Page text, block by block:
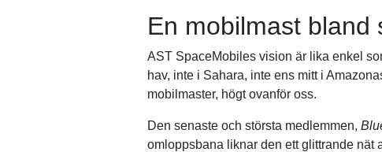
En mobilmast bland
AST SpaceMobiles vision är lika enkel
hav, inte i Sahara, inte ens mitt i
mobilmaster, högt ovanför oss.
Den senaste och största medlemmen,
omloppsbana liknar den ett glittrande nät